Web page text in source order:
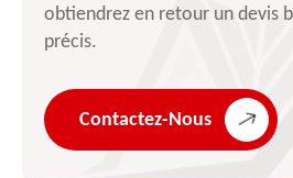
obtiendrez en retour un devis
précis.
Contactez-Nous